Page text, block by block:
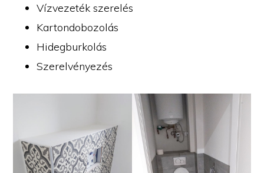
Vízvezeték szerelés
Kartondobozolás
Hidegburkolás
Szerelvényezés